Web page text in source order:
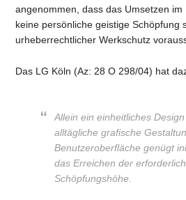
angenommen, dass das Umsetzen im
keine persönliche geistige Schöpfung
urheberrechtlicher Werkschutz
Das LG Köln (Az: 28 O 298/04) hat
Allein ein einheitliches
alltägliche grafische
Benutzeroberfläche genügt
das Erreichen der
Schöpfungshöhe.